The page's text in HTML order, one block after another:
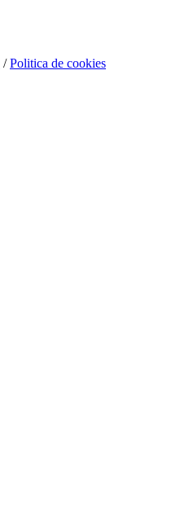
/Politica de cookies